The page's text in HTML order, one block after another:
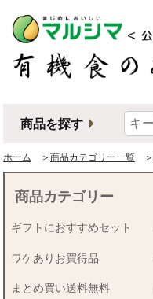
商品を探す
ホーム ＞ 商品カテゴリー一覧 ＞
商品カテゴリー
ギフトにおすすめセット
ワケありお買得品
まとめ買い送料無料